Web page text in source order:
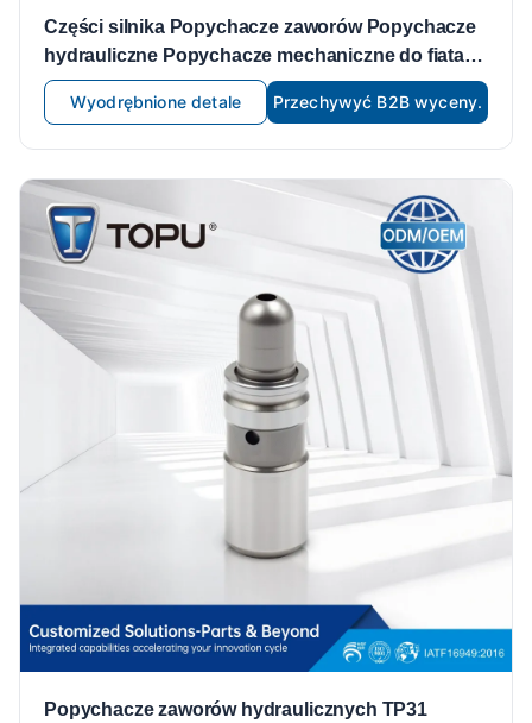
Części silnika Popychacze zaworów Popychacze
hydrauliczne Popychacze mechaniczne do fiata
lancia OE 91XM6500CA POPYCHACZ ZAWORU
Wyodrębnione detale
Przechywyć B2B wyceny.
Popychacze zaworów hydraulicznych TP31